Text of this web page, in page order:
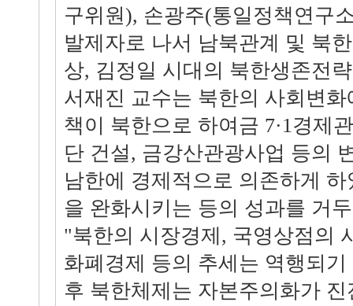
구위원), 손광주(통일정책연구
발제자로 나서 남북관계 및 북
상, 김정일 시대의 북한생존전
서재진 교수는 북한의 사회변
책이 북한으로 하여금 7·1경제
단 건설, 금강산관광사업 등의
남한에 경제적으로 의존하게
을 완화시키는 등의 성과를 거
"북한의 시장경제, 국영상점의
화폐경제 등의 추세는 역행되
후 북한체제는 자본주의화가